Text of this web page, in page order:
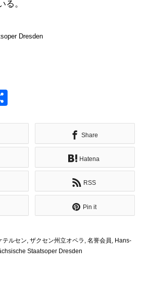
る。
Dresden
Share
Hatena
RSS
Pin it
テルセン, ザクセン州立オペラ , 名誉会員, Hans-
Staatsoper Dresden